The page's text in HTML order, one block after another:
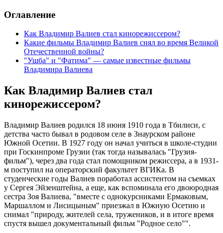
Оглавление
Как Владимир Валиев стал кинорежиссером?
Какие фильмы Владимир Валиев снял во время Великой
Отечественной войны?
"Ушба" и "Фатима" — самые известные фильмы
Владимира Валиева
Как Владимир Валиев стал
кинорежиссером?
Владимир Валиев родился 18 июня 1910 года в Тбилиси, с
детства часто бывал в родовом селе в Знаурском районе
Южной Осетии. В 1927 году он начал учиться в школе-студии
при Госкинпроме Грузии (так тогда называлась "Грузия-
фильм"), через два года стал помощником режиссера, а в 1931-
м поступил на операторский факультет ВГИКа. В
студенческие годы Валиев поработал ассистентом на съемках
у Сергея Эйзенштейна, а еще, как вспоминала его двоюродная
сестра Зоя Валиева, "вместе с однокурсниками Ермаковым,
Маршаллом и Лисицыным" приезжал в Южную Осетию и
снимал "природу, жителей села, тружеников, и в итоге время
спустя вышел документальный фильм "Родное село"".